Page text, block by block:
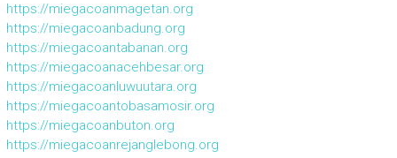
https://miegacoanmagetan.org
https://miegacoanbadung.org
https://miegacoantabanan.org
https://miegacoanacehbesar.org
https://miegacoanluwuutara.org
https://miegacoantobasamosir.org
https://miegacoanbuton.org
https://miegacoanrejanglebong.org